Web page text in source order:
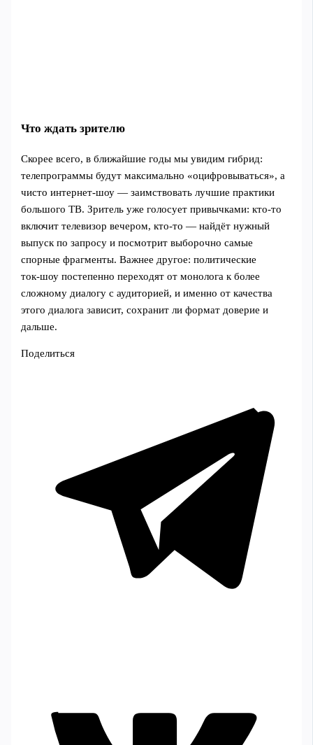
Что ждать зрителю
Скорее всего, в ближайшие годы мы увидим гибрид:
телепрограммы будут максимально «оцифровываться», а
чисто интернет‑шоу — заимствовать лучшие практики
большого ТВ. Зритель уже голосует привычками: кто‑то
включит телевизор вечером, кто‑то — найдёт нужный
выпуск по запросу и посмотрит выборочно самые
спорные фрагменты. Важнее другое: политические
ток‑шоу постепенно переходят от монолога к более
сложному диалогу с аудиторией, и именно от качества
этого диалога зависит, сохранит ли формат доверие и
дальше.
Поделиться